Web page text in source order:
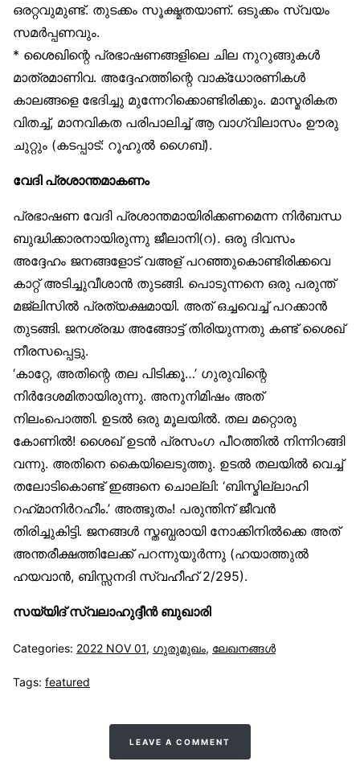
ഒരറ്റവുമുണ്ട്. തുടക്കം സൂക്ഷ്മതയാണ്. ഒടുക്കം സ്വയം
സമർപ്പണവും.
* ശൈഖിന്റെ പ്രഭാഷണങ്ങളിലെ ചില നുറുങ്ങുകൾ
മാത്രമാണിവ. അദ്ദേഹത്തിന്റെ വാക്‌ധോരണികൾ
കാലങ്ങളെ ഭേദിച്ചു മുന്നേറിക്കൊണ്ടിരിക്കും. മാസ്മരികത
വിതച്ച്, മാനവികത പരിപാലിച്ച് ആ വാഗ്വിലാസം ഊരു
ചുറ്റും (കടപ്പാട്: റൂഹുൽ ഗൈബ്).
വേദി പ്രശാന്തമാകണം
പ്രഭാഷണ വേദി പ്രശാന്തമായിരിക്കണമെന്ന നിർബന്ധ
ബുദ്ധിക്കാരനായിരുന്നു ജീലാനി(റ). ഒരു ദിവസം
അദ്ദേഹം ജനങ്ങളോട് വഅള് പറഞ്ഞുകൊണ്ടിരിക്കവെ
കാറ്റ് അടിച്ചുവീശാൻ തുടങ്ങി. പൊടുന്നനെ ഒരു പരുന്ത്
മജ്‌ലിസിൽ പ്രത്യക്ഷമായി. അത് ഒച്ചവെച്ച് പറക്കാൻ
തുടങ്ങി. ജനശ്രദ്ധ അങ്ങോട്ട് തിരിയുന്നതു കണ്ട് ശൈഖ്
നീരസപ്പെട്ടു.
‘കാറ്റേ, അതിന്റെ തല പിടിക്കൂ…’ ഗുരുവിന്റെ
നിർദേശമിതായിരുന്നു. അനുനിമിഷം അത്
നിലംപൊത്തി. ഉടൽ ഒരു മൂലയിൽ. തല മറ്റൊരു
കോണിൽ! ശൈഖ് ഉടൻ പ്രസംഗ പീഠത്തിൽ നിന്നിറങ്ങി
വന്നു. അതിനെ കൈയിലെടുത്തു. ഉടൽ തലയിൽ വെച്ച്
തലോടികൊണ്ട് ഇങ്ങനെ ചൊല്ലി: ‘ബിസ്മില്ലാഹി
റഹ്‌മാനിർറഹീം.’ അത്ഭുതം! പരുന്തിന് ജീവൻ
തിരിച്ചുകിട്ടി. ജനങ്ങൾ സ്തബ്ധരായി നോക്കിനിൽക്കെ അത്
അന്തരീക്ഷത്തിലേക്ക് പറന്നുയുർന്നു (ഹയാത്തുൽ
ഹയവാൻ, ബിസ്സനദി സ്വഹീഹ് 2/295).
സയ്യിദ് സ്വലാഹുദ്ദീൻ ബുഖാരി
Categories: 2022 NOV 01, ഗുരുമുഖം, ലേഖനങ്ങള്‍
Tags: featured
LEAVE A COMMENT